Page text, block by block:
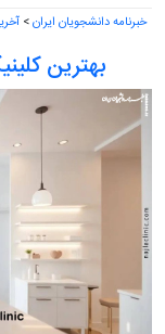
خبرنامه دانشجویان ایران>
بهترین